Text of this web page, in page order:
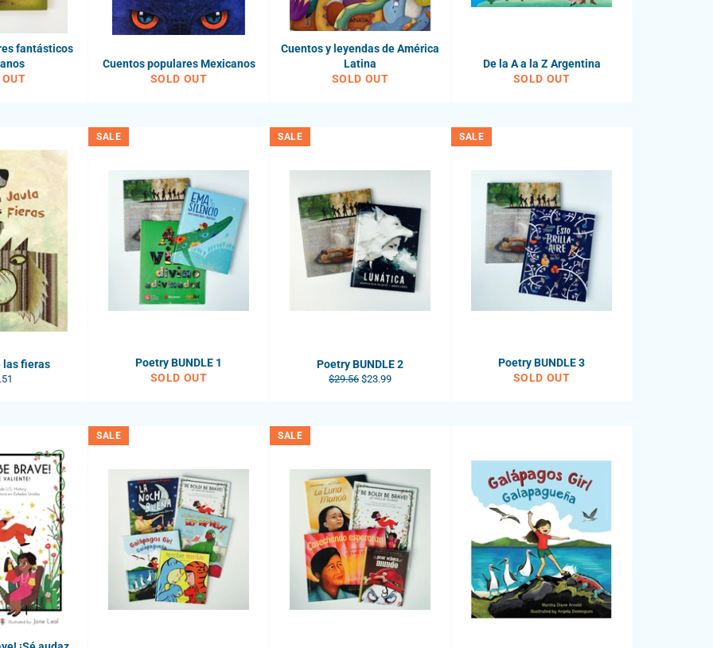
fantásticos
Cuentos populares Mexicanos
SOLD OUT
Cuentos y leyendas de América
Latina
SOLD OUT
De la A a la Z Argentina
SOLD OUT
las fieras
Poetry BUNDLE 1
SOLD OUT
SALE
Poetry BUNDLE 2
Regular
$29.56 Sale
$23.99
SALE
Poetry BUNDLE 3
SOLD OUT
SALE
SALE SALE